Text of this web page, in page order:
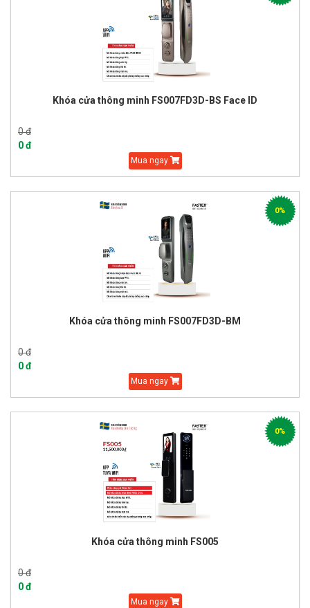
Khóa cửa thông minh FS007FD3D-BS Face ID
0 đ
0 đ
Mua ngay
Khóa cửa thông minh FS007FD3D-BM
0 đ
0 đ
Mua ngay
0%
Khóa cửa thông minh FS005
0 đ
0 đ
Mua ngay
0%